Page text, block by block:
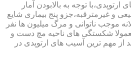
توجه به بالابودن آمار
و غیرمترقبه،جزو پنج بیماری شایع
موجب ناتوانی و مرگ میلیون ها نفر
شکستگی های ناحیه مچ دست و
از مهم ترین آسیب های ارتوپدی در